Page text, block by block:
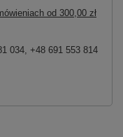
od 300,00 zł
034, +48 691 553 814